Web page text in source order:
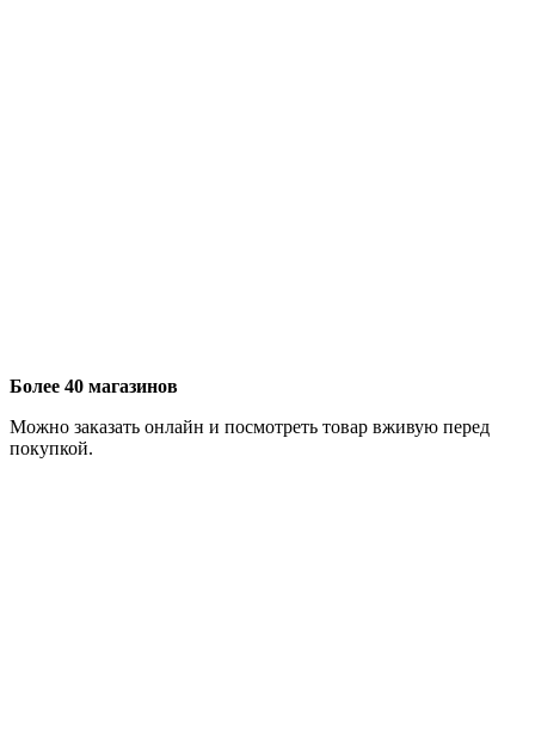
Более 40 магазинов
Можно заказать онлайн и посмотреть товар вживую перед
покупкой.